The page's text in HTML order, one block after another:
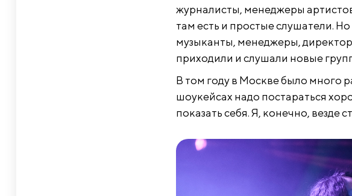
журналисты, менеджеры
там есть и простые слушатели.
музыканты, менеджеры,
приходили и слушали новые
В том году в Москве было много
шоукейсах надо постараться
показать себя. Я, конечно, везде